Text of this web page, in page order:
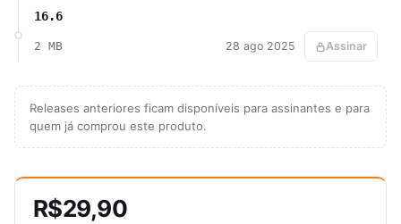
16.6
2 MB 28 ago 2025 Assinar
Releases anteriores ficam disponíveis para assinantes e para
quem já comprou este produto.
R$29,90